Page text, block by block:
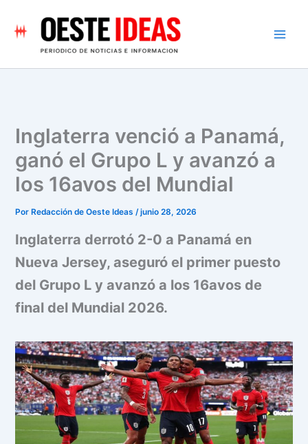
contenido
Inglaterra venció a Panamá,
ganó el Grupo L y avanzó a
los 16avos del Mundial
Por Redacción de Oeste Ideas/junio 28, 2026
Inglaterra derrotó 2-0 a Panamá en
Nueva Jersey, aseguró el primer puesto
del Grupo L y avanzó a los 16avos de
final del Mundial 2026.